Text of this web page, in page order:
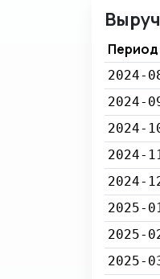
Период
2024-
2024-
2024-
2024-
2024-
2025-
2025-
2025-